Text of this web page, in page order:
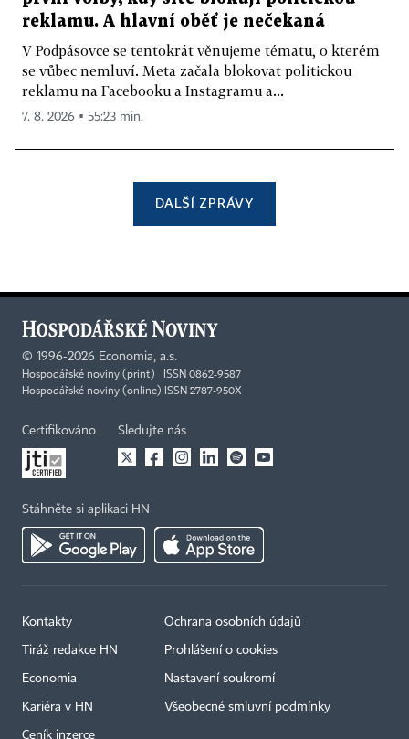
reklamu. A hlavní oběť je nečekaná
V Podpásovce se tentokrát věnujeme tématu, o kterém
se vůbec nemluví. Meta začala blokovat politickou
reklamu na Facebooku a Instagramu a...
7. 8. 2026 ▪ 55:23 min.
DALŠÍ ZPRÁVY
© 1996-2026 Economia, a.s.
Hospodářské noviny (print) ISSN 0862-9587
Hospodářské noviny (online) ISSN 2787-950X
Certifikováno Sledujte nás
Stáhněte si aplikaci HN
Kontakty
Tiráž redakce HN
Economia
Kariéra v HN
Ceník inzerce
Ochrana osobních údajů
Prohlášení o cookies
Nastavení soukromí
Všeobecné smluvní podmínky